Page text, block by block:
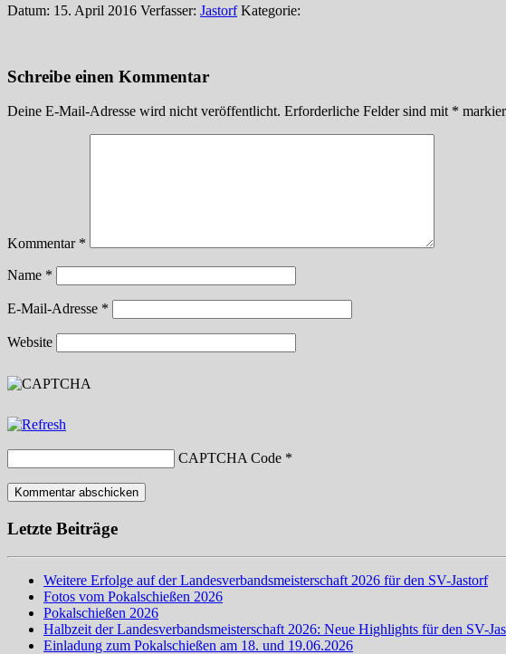
Datum: 15. April 2016 Verfasser: Jastorf Kategorie:
Schreibe einen Kommentar
Deine E-Mail-Adresse wird nicht veröffentlicht. Erforderliche Felder sind mit *
Kommentar *
Name *
E-Mail-Adresse *
Website
CAPTCHA Code *
Letzte Beiträge
Weitere Erfolge auf der Landesverbandsmeisterschaft 2026 für den SV-Jastorf
Fotos vom Pokalschießen 2026
Pokalschießen 2026
Halbzeit der Landesverbandsmeisterschaft 2026: Neue Highlights für den SV-
Einladung zum Pokalschießen am 18. und 19.06.2026